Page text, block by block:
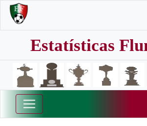
Estatísticas